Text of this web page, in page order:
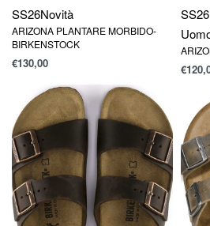
SS26Novità
ARIZONA PLANTARE MORBIDO-
BIRKENSTOCK
€130,00
SS26
€